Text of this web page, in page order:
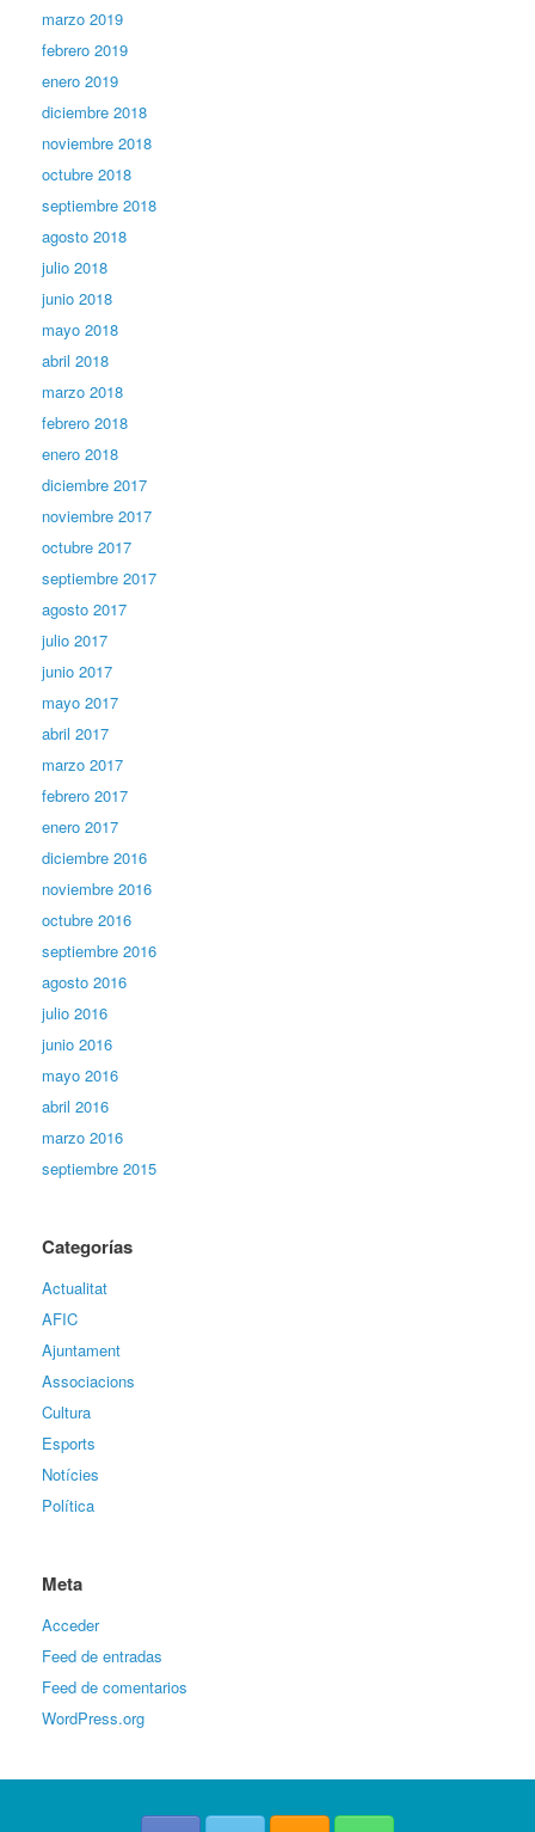
marzo 2019
febrero 2019
enero 2019
diciembre 2018
noviembre 2018
octubre 2018
septiembre 2018
agosto 2018
julio 2018
junio 2018
mayo 2018
abril 2018
marzo 2018
febrero 2018
enero 2018
diciembre 2017
noviembre 2017
octubre 2017
septiembre 2017
agosto 2017
julio 2017
junio 2017
mayo 2017
abril 2017
marzo 2017
febrero 2017
enero 2017
diciembre 2016
noviembre 2016
octubre 2016
septiembre 2016
agosto 2016
julio 2016
junio 2016
mayo 2016
abril 2016
marzo 2016
septiembre 2015
Categorías
Actualitat
AFIC
Ajuntament
Associacions
Cultura
Esports
Notícies
Política
Meta
Acceder
Feed de entradas
Feed de comentarios
WordPress.org